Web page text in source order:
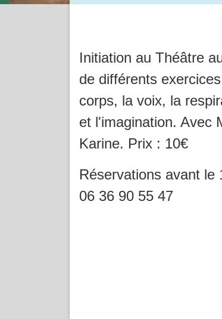
Initiation au Théâtre
de différents
corps, la voix, la
et l'imagination. Avec
Karine. Prix : 10€
Réservations avant le
06 36 90 55 47